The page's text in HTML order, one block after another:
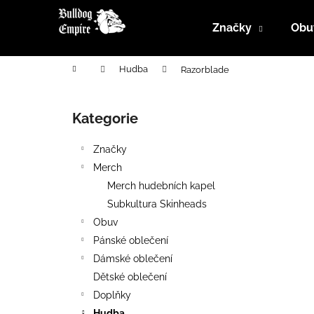
Značky
Domů Hudba Razorblade
Přeskočit
kategorie
Kategorie
Značky
Merch
Merch hudebních kapel
Subkultura Skinheads
Obuv
Pánské oblečení
Dámské oblečení
Dětské oblečení
Doplňky
í
Zpět
do
Zpět
do